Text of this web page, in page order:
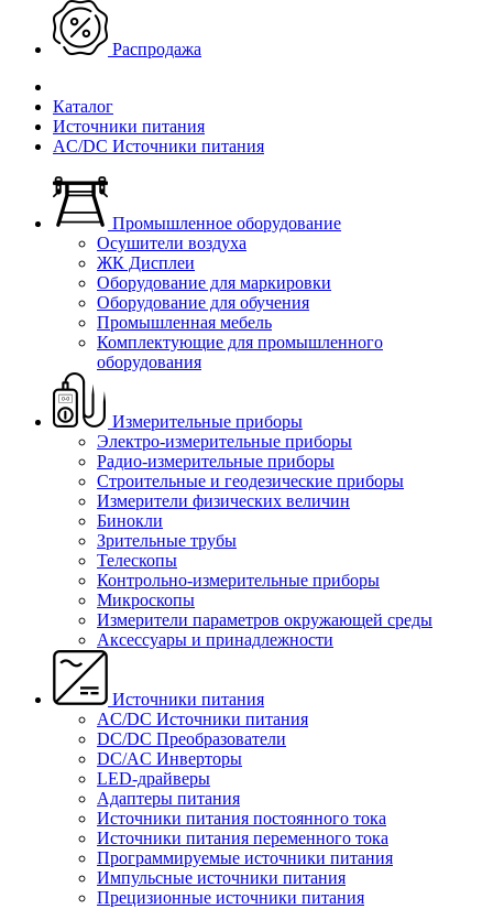
Распродажа
Каталог
Источники питания
AC/DC Источники питания
Промышленное оборудование
Осушители воздуха
ЖК Дисплеи
Оборудование для маркировки
Оборудование для обучения
Промышленная мебель
Комплектующие для промышленного
оборудования
Измерительные приборы
Электро-измерительные приборы
Радио-измерительные приборы
Строительные и геодезические приборы
Измерители физических величин
Бинокли
Зрительные трубы
Телескопы
Контрольно-измерительные приборы
Микроскопы
Измерители параметров окружающей среды
Аксессуары и принадлежности
Источники питания
AC/DC Источники питания
DC/DC Преобразователи
DC/AC Инверторы
LED-драйверы
Адаптеры питания
Источники питания постоянного тока
Источники питания переменного тока
Программируемые источники питания
Импульсные источники питания
Прецизионные источники питания